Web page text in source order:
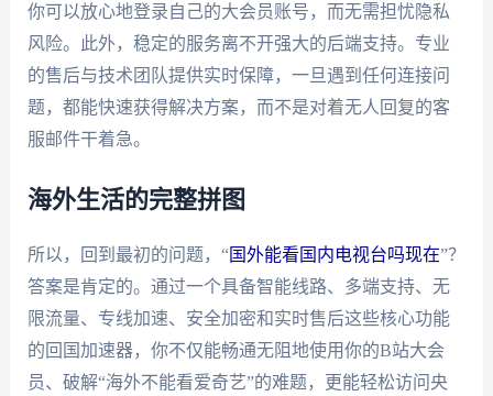
你可以放心地登录自己的大会员账号，而无需担忧隐私
风险。此外，稳定的服务离不开强大的后端支持。专业
的售后与技术团队提供实时保障，一旦遇到任何连接问
题，都能快速获得解决方案，而不是对着无人回复的客
服邮件干着急。
海外生活的完整拼图
所以，回到最初的问题，“国外能看国内电视台吗现在”？
答案是肯定的。通过一个具备智能线路、多端支持、无
限流量、专线加速、安全加密和实时售后这些核心功能
的回国加速器，你不仅能畅通无阻地使用你的B站大会
员、破解“海外不能看爱奇艺”的难题，更能轻松访问央